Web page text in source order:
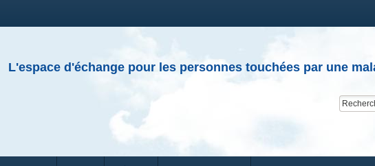
L'espace d'échange pour les personnes touchées par une